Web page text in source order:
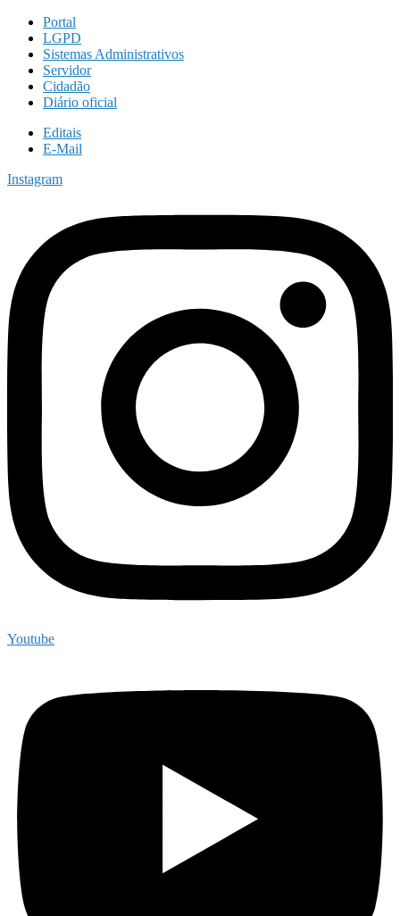
Portal
LGPD
Sistemas Administrativos
Servidor
Cidadão
Diário oficial
Editais
E-Mail
Instagram
Youtube